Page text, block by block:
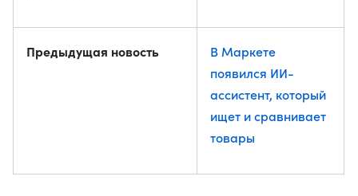
Предыдущая новость
В Маркете
появился ИИ-
ассистент, который
ищет и сравнивает
товары